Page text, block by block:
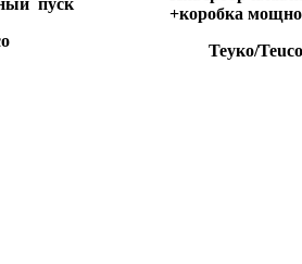
+коробка
Теуко/Teuco